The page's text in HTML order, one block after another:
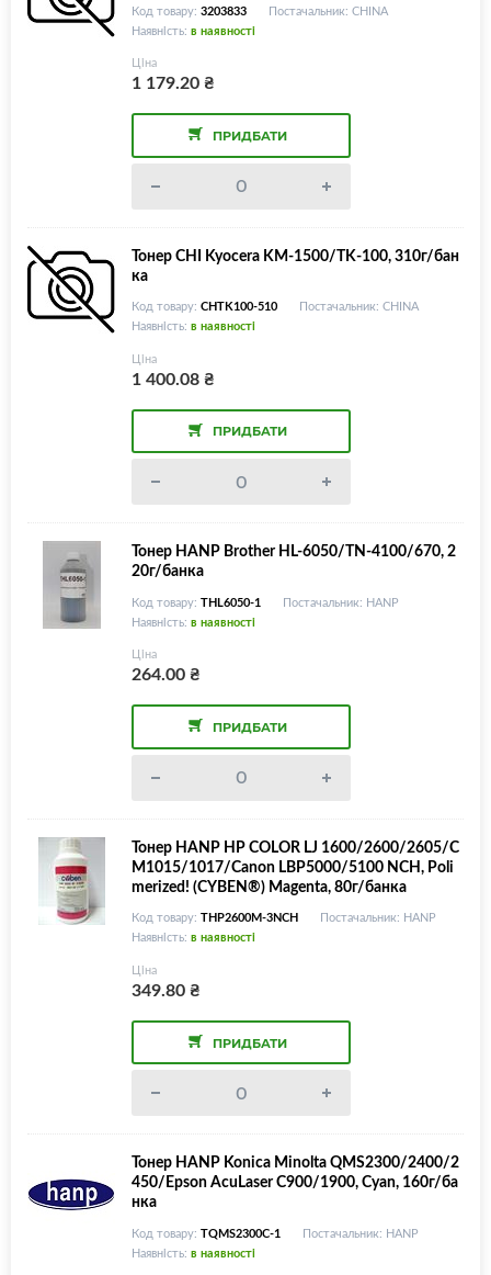
Код товару: 3203833
Постачальник: CHINA
Наявність: в наявності
Ціна
1 179.20₴
ПРИДБАТИ
Тонер CHI Kyocera KM-1500/TK-100, 310г/бан
ка
Код товару: CHTK100-510
Постачальник: CHINA
Наявність: в наявності
Ціна
1 400.08₴
ПРИДБАТИ
Тонер HANP Brother HL-6050/TN-4100/670, 2
20г/банка
Код товару: THL6050-1
Постачальник: HANP
Наявність: в наявності
Ціна
264.00₴
ПРИДБАТИ
Тонер HANP HP COLOR LJ 1600/2600/2605/C
M1015/1017/Canon LBP5000/5100 NCH, Poli
merized! (CYBEN®) Magenta, 80г/банка
Код товару: THP2600M-3NCH
Постачальник: HANP
Наявність: в наявності
Ціна
349.80₴
ПРИДБАТИ
Тонер HANP Konica Minolta QMS2300/2400/2
450/Epson AcuLaser C900/1900, Cyan, 160г/ба
нка
Код товару: TQMS2300C-1
Постачальник: HANP
Наявність: в наявності